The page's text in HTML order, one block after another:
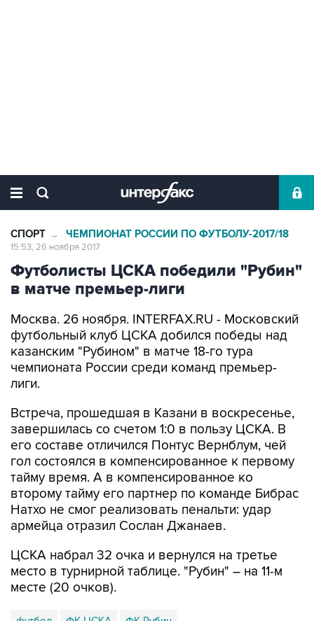
СПОРТ → ЧЕМПИОНАТ РОССИИ ПО ФУТБОЛУ-2017/18
15:53, 26 ноября 2017
Футболисты ЦСКА победили "Рубин"
в матче премьер-лиги
Москва. 26 ноября. INTERFAX.RU - Московский
футбольный клуб ЦСКА добился победы над
казанским "Рубином" в матче 18-го тура
чемпионата России среди команд премьер-
лиги.
Встреча, прошедшая в Казани в воскресенье,
завершилась со счетом 1:0 в пользу ЦСКА. В
его составе отличился Понтус Вернблум, чей
гол состоялся в компенсированное к первому
тайму время. А в компенсированное ко
второму тайму его партнер по команде Бибрас
Натхо не смог реализовать пенальти: удар
армейца отразил Сослан Джанаев.
ЦСКА набрал 32 очка и вернулся на третье
место в турнирной таблице. "Рубин" – на 11-м
месте (20 очков).